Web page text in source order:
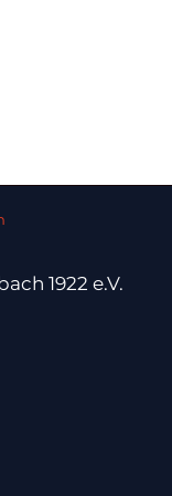
1922 e.V.